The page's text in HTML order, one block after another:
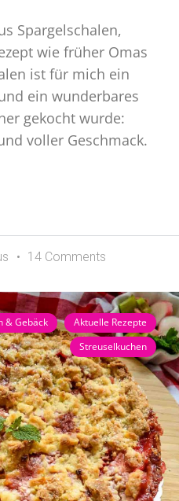
Spargelschalen,
wie früher Omas
ist für mich ein
ein wunderbares
gekocht wurde:
voller Geschmack.
14 Comments
& Gebäck
Aktuelle Rezepte
Streuselkuchen